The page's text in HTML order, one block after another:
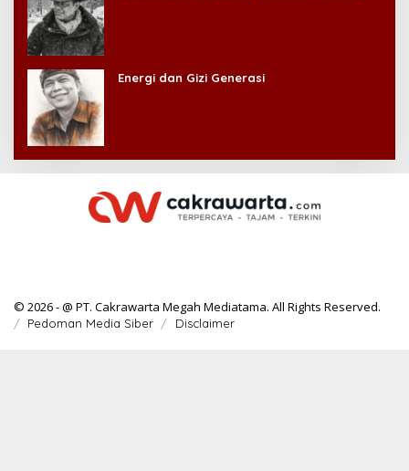
Energi dan Gizi Generasi
© 2026 - @ PT. Cakrawarta Megah Mediatama. All Rights Reserved.
Pedoman Media Siber Disclaimer